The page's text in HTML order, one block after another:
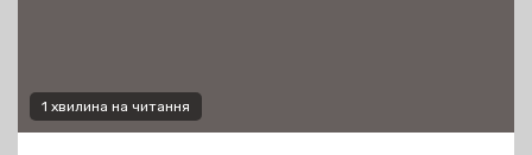
1 хвилина на читання